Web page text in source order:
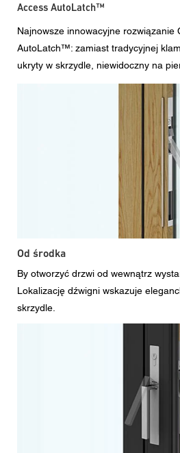
Access AutoLatch™
Najnowsze innowacyjne rozwiązanie
AutoLatch™: zamiast tradycyjnej
ukryty w skrzydle, niewidoczny na
Od środka
By otworzyć drzwi od wewnątrz
Lokalizację dźwigni wskazuje
skrzydle.